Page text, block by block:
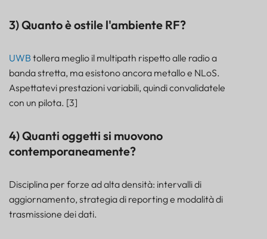
3) Quanto è ostile l'ambiente RF?
UWB tollera meglio il multipath rispetto alle radio a
banda stretta, ma esistono ancora metallo e NLoS.
Aspettatevi prestazioni variabili, quindi convalidatele
con un pilota. [3]
4) Quanti oggetti si muovono
contemporaneamente?
Disciplina per forze ad alta densità: intervalli di
aggiornamento, strategia di reporting e modalità di
trasmissione dei dati.